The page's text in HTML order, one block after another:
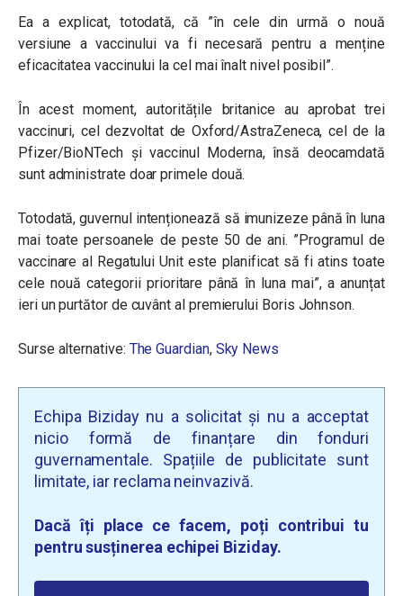
Ea a explicat, totodată, că ”în cele din urmă o nouă
versiune a vaccinului va fi necesară pentru a menține
eficacitatea vaccinului la cel mai înalt nivel posibil”.
În acest moment, autoritățile britanice au aprobat trei
vaccinuri, cel dezvoltat de Oxford/AstraZeneca, cel de la
Pfizer/BioNTech și vaccinul Moderna, însă deocamdată
sunt administrate doar primele două.
Totodată, guvernul intenționează să imunizeze până în luna
mai toate persoanele de peste 50 de ani. ”Programul de
vaccinare al Regatului Unit este planificat să fi atins toate
cele nouă categorii prioritare până în luna mai”, a anunțat
ieri un purtător de cuvânt al premierului Boris Johnson.
Surse alternative: The Guardian, Sky News
Echipa Biziday nu a solicitat și nu a acceptat
nicio formă de finanțare din fonduri
guvernamentale. Spațiile de publicitate sunt
limitate, iar reclama neinvazivă.
Dacă îți place ce facem, poți contribui tu
pentru susținerea echipei Biziday.